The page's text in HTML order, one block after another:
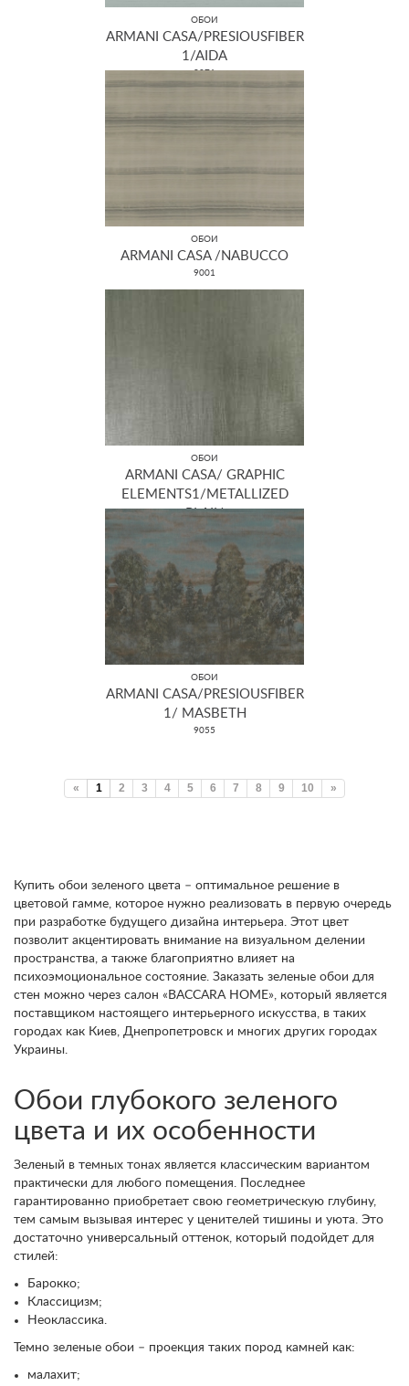
ОБОИ
ARMANI CASA/PRESIOUSFIBER
1/AIDA
9071
ОБОИ
ARMANI CASA /NABUCCO
9001
ОБОИ
ARMANI CASA/ GRAPHIC
ELEMENTS1/METALLIZED
PLAIN
ОБОИ
ARMANI CASA/PRESIOUSFIBER
1/ MASBETH
9055
« 1 2 3 4 5 6 7 8 9 10 »
Купить обои зеленого цвета – оптимальное решение в
цветовой гамме, которое нужно реализовать в первую очередь
при разработке будущего дизайна интерьера. Этот цвет
позволит акцентировать внимание на визуальном делении
пространства, а также благоприятно влияет на
психоэмоциональное состояние. Заказать зеленые обои для
стен можно через салон «BACCARA HOME», который является
поставщиком настоящего интерьерного искусства, в таких
городах как Киев, Днепропетровск и многих других городах
Украины.
Обои глубокого зеленого
цвета и их особенности
Зеленый в темных тонах является классическим вариантом
практически для любого помещения. Последнее
гарантированно приобретает свою геометрическую глубину,
тем самым вызывая интерес у ценителей тишины и уюта. Это
достаточно универсальный оттенок, который подойдет для
стилей:
Барокко;
Классицизм;
Неоклассика.
Темно зеленые обои – проекция таких пород камней как:
малахит;